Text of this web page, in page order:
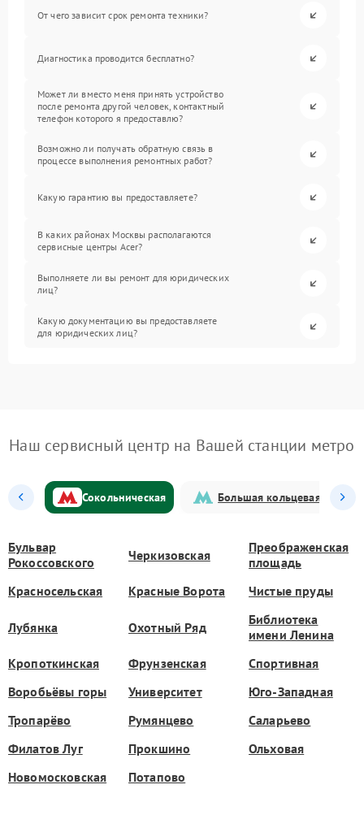
От чего зависит срок ремонта техники?
Диагностика проводится бесплатно?
Может ли вместо меня принять устройство
после ремонта другой человек, контактный
телефон которого я предоставлю?
Возможно ли получать обратную связь в
процессе выполнения ремонтных работ?
Какую гарантию вы предоставляете?
В каких районах Москвы располагаются
сервисные центры Acer?
Выполняете ли вы ремонт для юридических
лиц?
Какую документацию вы предоставляете
для юридических лиц?
Наш сервисный центр на Вашей станции метро
Сокольническая Большая кольцевая
Бульвар
Рокоссовского
Черкизовская
Преображенская
площадь
Красносельская
Красные Ворота Чистые пруды
Лубянка Охотный Ряд
Библиотека
имени Ленина
Кропоткинская
Фрунзенская
Спортивная
Воробьёвы горы
Университет
Юго-Западная
Тропарёво
Румянцево
Саларьево
Филатов Луг
Прокшино
Ольховая
Новомосковская
Потапово